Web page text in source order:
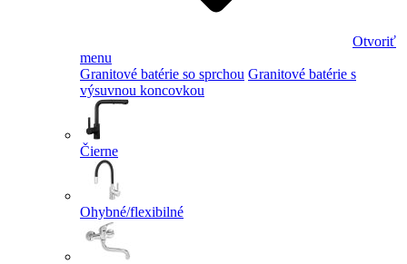
Otvoriť
menu
Granitové batérie so sprchou Granitové batérie s
výsuvnou koncovkou
Čierne
Ohybné/flexibilné